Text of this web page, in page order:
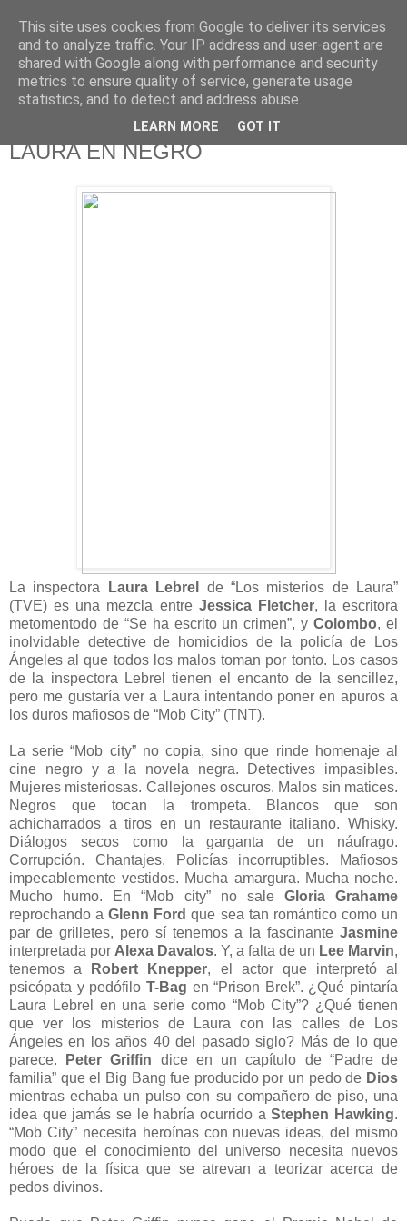
625 RANAS
LA TELEVISIÓN DESDE EL PUNTO DE VISTA BATRACIO
LAURA EN NEGRO
La inspectora Laura Lebrel
de “Los misterios de Laura”
(TVE) es una mezcla entre Jessica Fletcher, la escritora
metomentodo de “Se ha escrito un crimen”, yColombo, el
inolvidable detective de homicidios de la policía de Los
Ángeles al que todos los malos toman por tonto. Los casos
de la inspectora Lebrel tienen el encanto de la sencillez,
pero me gustaría ver a Laura intentando poner en apuros a
los duros mafiosos de “Mob City” (TNT).
La serie “Mob city” no copia, sino que rinde homenaje al
cine negro y a la novela negra. Detectives impasibles.
Mujeres misteriosas. Callejones oscuros. Malos sin matices.
Negros que tocan la trompeta. Blancos que son
achicharrados a tiros en un restaurante italiano. Whisky.
Diálogos secos como la garganta de un náufrago.
Corrupción. Chantajes. Policías incorruptibles. Mafiosos
impecablemente vestidos. Mucha amargura. Mucha noche.
Mucho humo. En “Mob city” no sale Gloria Grahame
reprochando aGlenn Fordque sea tan romántico como un
par de grilletes, pero sí tenemos a la fascinante Jasmine
interpretada por Alexa Davalos. Y, a falta de un Lee Marvin,
tenemos a
Robert Knepper, el actor que interpretó al
psicópata y pedófilo T-Bag en “Prison Brek”. ¿Qué pintaría
Laura Lebrel en una serie como “Mob City”? ¿Qué tienen
que ver los misterios de Laura con las calles de Los
Ángeles en los años 40 del pasado siglo? Más de lo que
parece.
Peter Griffin dice en un capítulo de “Padre de
familia” que el Big Bang fue producido por un pedo de Dios
mientras echaba un pulso con su compañero de piso, una
idea que jamás se le habría ocurrido aStephen Hawking.
“Mob City” necesita heroínas con nuevas ideas, del mismo
modo que el conocimiento del universo necesita nuevos
héroes de la física que se atrevan a teorizar acerca de
pedos divinos.
This site uses cookies from Google to deliver its services
and to analyze traffic. Your IP address and user-agent are
shared with Google along with performance and security
metrics to ensure quality of service, generate usage
statistics, and to detect and address abuse.
LEARN MORE GOT IT